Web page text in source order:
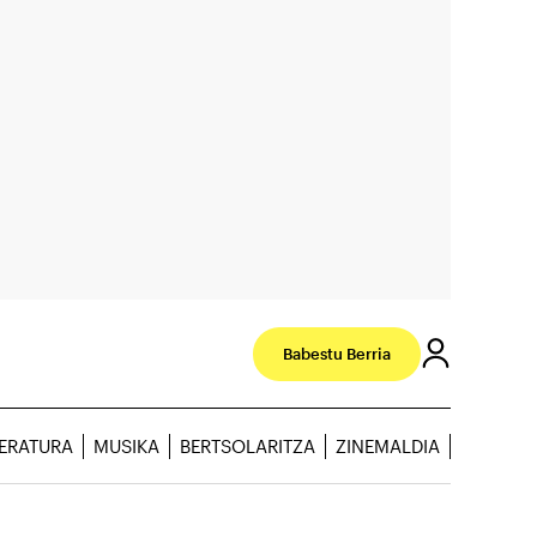
Babestu Berria
MUSIKA BERTSOLARITZA ZINEMALDIA